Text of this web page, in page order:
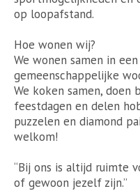
op loopafstand.
Hoe wonen wij?
We wonen samen in
gemeenschappelijke
We koken samen, doen
feestdagen en delen
puzzelen en diamond
welkom!
“Bij ons is altijd ruimte
of gewoon jezelf zijn.”